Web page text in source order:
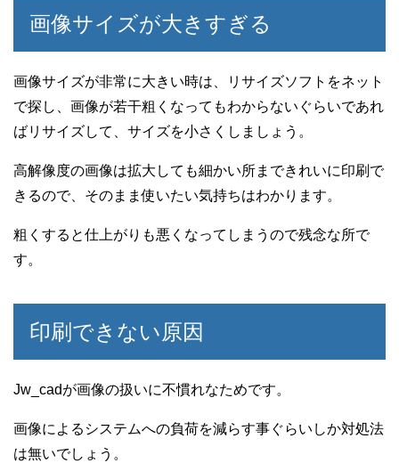
画像サイズが大きすぎる
画像サイズが非常に大きい時は、リサイズソフトをネット
で探し、画像が若干粗くなってもわからないぐらいであれ
ばリサイズして、サイズを小さくしましょう。
高解像度の画像は拡大しても細かい所まできれいに印刷で
きるので、そのまま使いたい気持ちはわかります。
粗くすると仕上がりも悪くなってしまうので残念な所で
す。
印刷できない原因
Jw_cadが画像の扱いに不慣れなためです。
画像によるシステムへの負荷を減らす事ぐらいしか対処法
は無いでしょう。